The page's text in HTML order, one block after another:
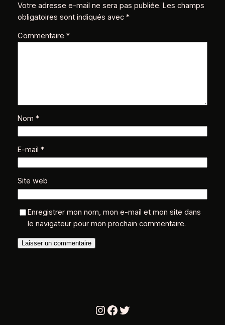
Votre adresse e-mail ne sera pas publiée. Les champs
obligatoires sont indiqués avec *
Commentaire *
Nom *
E-mail *
Site web
Enregistrer mon nom, mon e-mail et mon site dans
le navigateur pour mon prochain commentaire.
Instagram
Facebook
Twitter